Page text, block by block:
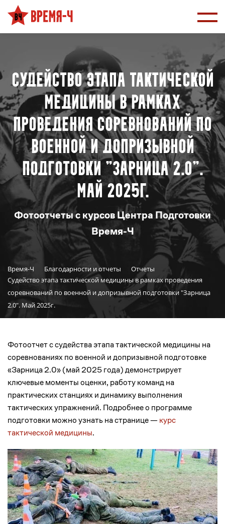
Судейство этапа тактической
медицины в рамках
проведения соревнований по
военной и допризывной
подготовки "Зарница 2.0".
Май 2025г.
Фотоотчеты с курсов Центра Подготовки
Время-Ч
Время-Ч Благодарности и отчеты
Отчеты
Судейство этапа тактической медицины в рамках проведения
соревнований по военной и допризывной подготовки "Зарница
2.0". Май 2025г.
Фотоотчет с судейства этапа тактической медицины на
соревнованиях по военной и допризывной подготовке
«Зарница 2.0» (май 2025 года) демонстрирует
ключевые моменты оценки, работу команд на
практических станциях и динамику выполнения
тактических упражнений. Подробнее о программе
подготовки можно узнать на странице —курс
тактической медицины.